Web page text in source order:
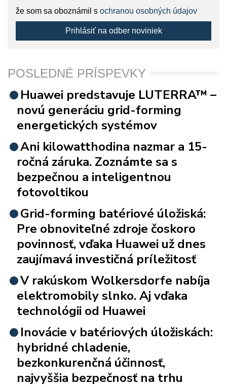
že som sa oboznámil s ochranou osobných údajov
Prihlásiť na odber noviniek
POSLEDNÉ PRÍSPEVKY
Huawei predstavuje LUTERRA™ –
novú generáciu grid-forming
energetických systémov
Ani kilowatthodina nazmar a 15-
ročná záruka. Zoznámte sa s
bezpečnou a inteligentnou
fotovoltikou
Grid-forming batériové úložiská:
Pre obnoviteľné zdroje čoskoro
povinnosť, vďaka Huawei už dnes
zaujímavá investičná príležitosť
V rakúskom Wolkersdorfe nabíja
elektromobily slnko. Aj vďaka
technológii od Huawei
Inovácie v batériových úložiskách:
hybridné chladenie,
bezkonkurenčná účinnosť,
najvyššia bezpečnosť na trhu